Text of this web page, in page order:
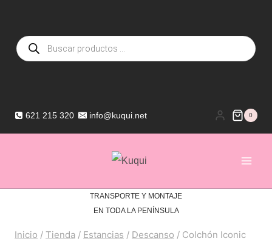
contenido
Búsqueda
de
productos
621 215 320 info@kuqui.net 0
TRANSPORTE Y MONTAJE
EN TODA LA PENÍNSULA
Inicio / Tienda / Estancias / Descanso / Colchón Iconic